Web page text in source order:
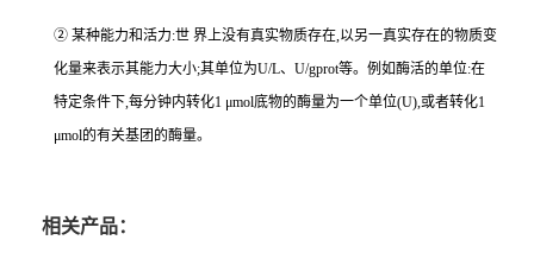
② 某种能力和活力:世 界上没有真实物质存在,以另一真实存在的物质变
化量来表示其能力大小;其单位为U/L、U/gprot等。例如酶活的单位:在
特定条件下,每分钟内转化1 μmol底物的酶量为一个单位(U),或者转化1
μmol的有关基团的酶量。
相关产品：